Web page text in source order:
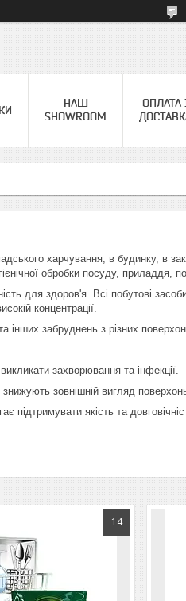
НАШ
SHOWROOM
ОПЛАТА
харчування, в будинку, в
обробки посуду, приладдя,
для здоров'я. Всі побутові
концентрації.
інших забруднень з різних
захворювання та інфекції.
зовнішній вигляд
підтримувати якість та
14